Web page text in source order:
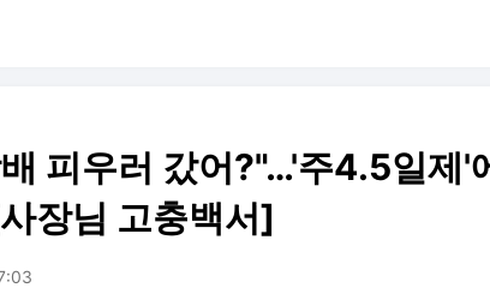
피우러 갔어?"…'주4.5일제'
장님 고충백서]